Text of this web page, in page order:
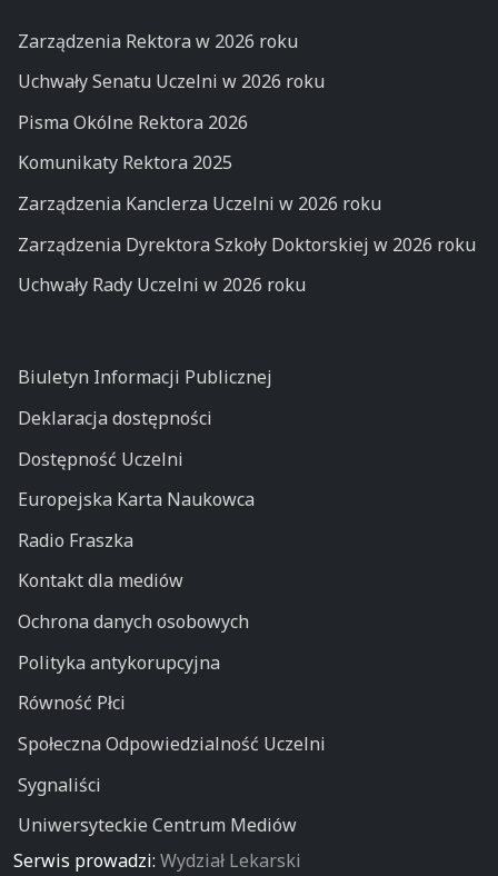
Zarządzenia Rektora w 2026 roku
Uchwały Senatu Uczelni w 2026 roku
Pisma Okólne Rektora 2026
Komunikaty Rektora 2025
Zarządzenia Kanclerza Uczelni w 2026 roku
Zarządzenia Dyrektora Szkoły Doktorskiej w 2026 roku
Uchwały Rady Uczelni w 2026 roku
Biuletyn Informacji Publicznej
Deklaracja dostępności
Dostępność Uczelni
Europejska Karta Naukowca
Radio Fraszka
Kontakt dla mediów
Ochrona danych osobowych
Polityka antykorupcyjna
Równość Płci
Społeczna Odpowiedzialność Uczelni
Sygnaliści
Uniwersyteckie Centrum Mediów
Serwis prowadzi: Wydział Lekarski